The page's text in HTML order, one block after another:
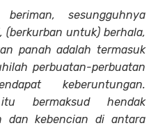
sesungguhnya
(berkurban untuk) berhala,
panah adalah termasuk
perbuatan-perbuatan
keberuntungan.
bermaksud hendak
dan kebencian di antara